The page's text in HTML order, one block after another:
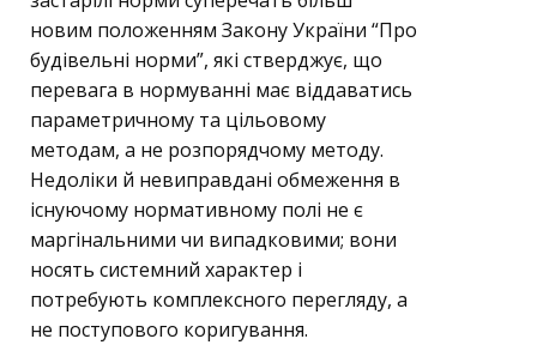
новим положенням Закону України “Про
будівельні норми”, які стверджує, що
перевага в нормуванні має віддаватись
параметричному та цільовому
методам, а не розпорядчому методу.
Недоліки й невиправдані обмеження в
існуючому нормативному полі не є
маргінальними чи випадковими; вони
носять системний характер і
потребують комплексного перегляду, а
не поступового коригування.